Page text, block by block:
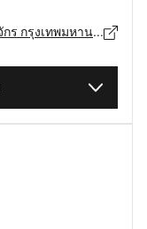
1020 ถ.วิภาวดีรังสิต แขวงจอมพล เขตจตุจักร กรุงเทพมหานคร, กรุงเทพมหานคร - 10900